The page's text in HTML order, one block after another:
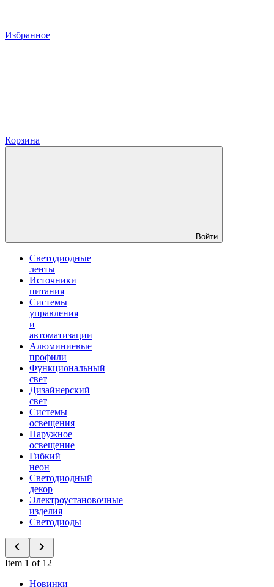
Избранное
Корзина
Войти
Светодиодные
ленты
Источники
питания
Системы
управления
и
автоматизации
Алюминиевые
профили
Функциональный
свет
Дизайнерский
свет
Системы
освещения
Наружное
освещение
Гибкий
неон
Светодиодный
декор
Электроустановочные
изделия
Светодиоды
Item 1 of 12
Новинки